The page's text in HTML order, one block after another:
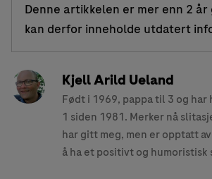
Denne artikkelen er mer enn 2 år
kan derfor inneholde utdatert
Kjell Arild Ueland
Født i 1969, pappa til 3 og
1 siden 1981. Merker nå
har gitt meg, men er opptatt
å ha et positivt og humoristisk